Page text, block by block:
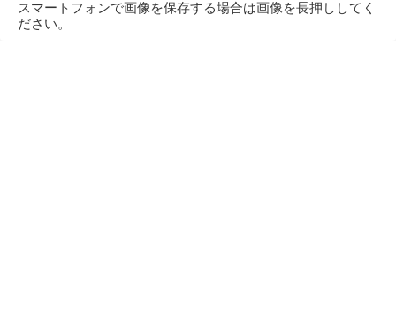
スマートフォンで画像を保存する場合は画像を長押ししてく
ださい。